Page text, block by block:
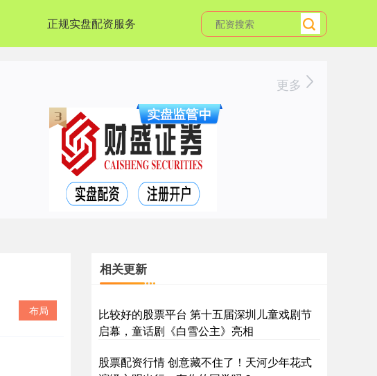
正规实盘配资服务
更多
布局
相关更新
比较好的股票平台 第十五届深圳儿童戏剧节
启幕，童话剧《白雪公主》亮相
股票配资行情 创意藏不住了！天河少年花式